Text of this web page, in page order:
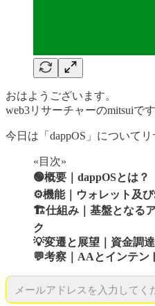
おはようございます。
web3リサーチャーのmitsuiです
今日は「dappOS」についてリ
«目次»
🟢概要｜dappOSとは？
⚙️機能｜ウォレット及
🏗️仕組み｜基盤となる
ク
💡変遷と展望｜資金調
💬考察｜AAとインテン